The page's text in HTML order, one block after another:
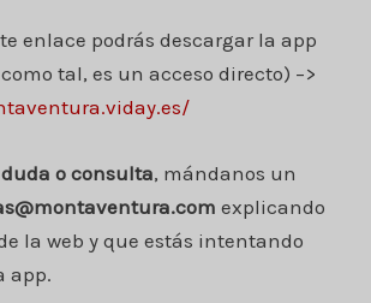
enlace podrás descargar la app
tal, es un acceso directo) –>
o consulta, mándanos un
explicando
la web y que estás intentando
app.